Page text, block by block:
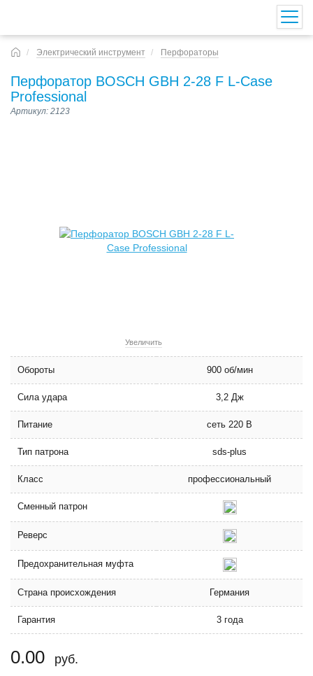
Электрический инструмент Перфораторы
Перфоратор BOSCH GBH 2-28 F L-Case
Professional
Артикул: 2123
Увеличить
Обороты 900 об/мин
Сила удара 3,2 Дж
Питание сеть 220 В
Тип патрона sds-plus
Класс профессиональный
Сменный патрон
Реверс
Предохранительная муфта
Страна происхождения Германия
Гарантия 3 года
0.00 руб.